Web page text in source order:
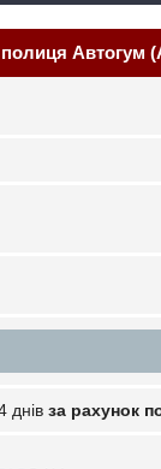
Автогум
днів за рахунок